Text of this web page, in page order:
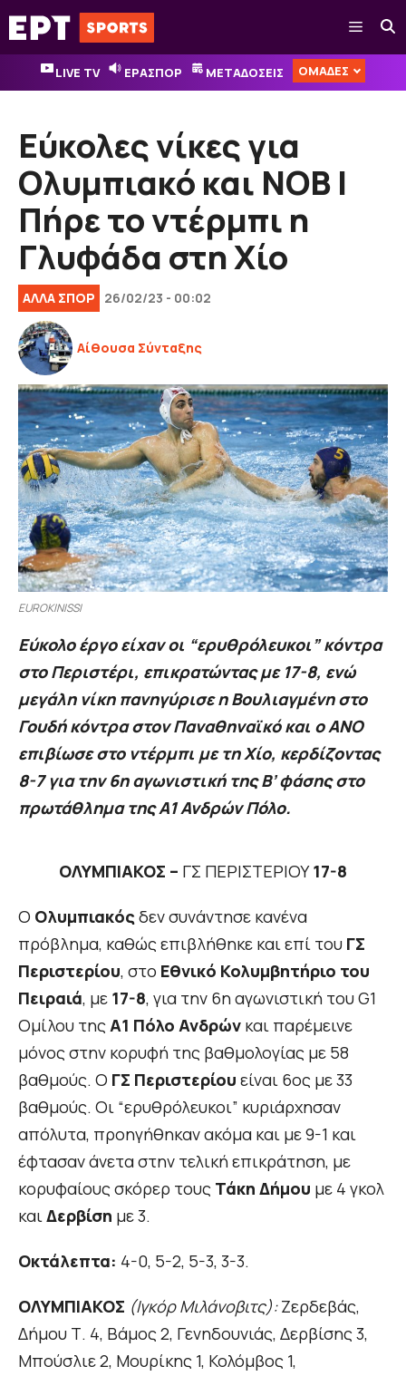
Μετάβαση
σε
περιεχόμενο
Μενού
LIVE TV ΕΡΑΣΠΟΡ ΜΕΤΑΔΟΣΕΙΣ ΟΜΑΔΕΣ
Εύκολες νίκες για
Ολυμπιακό και ΝΟΒ |
Πήρε το ντέρμπι η
Γλυφάδα στη Χίο
ΑΛΛΑ ΣΠΟΡ 26/02/23 - 00:02
Αίθουσα Σύνταξης
EUROKINISSI
Εύκολο έργο είχαν οι “ερυθρόλευκοι” κόντρα
στο Περιστέρι, επικρατώντας με 17-8, ενώ
μεγάλη νίκη πανηγύρισε η Βουλιαγμένη στο
Γουδή κόντρα στον Παναθηναϊκό και ο ΑΝΟ
επιβίωσε στο ντέρμπι με τη Χίο, κερδίζοντας
8-7 για την 6η αγωνιστική της Β’ φάσης στο
πρωτάθλημα της Α1 Ανδρών Πόλο.
ΟΛΥΜΠΙΑΚΟΣ – ΓΣ ΠΕΡΙΣΤΕΡΙΟΥ17-8
Ο Ολυμπιακός δεν συνάντησε κανένα
πρόβλημα, καθώς επιβλήθηκε και επί του ΓΣ
Περιστερίου, στο Εθνικό Κολυμβητήριο του
Πειραιά, με 17-8, για την 6η αγωνιστική του G1
Ομίλου τηςΑ1 Πόλο Ανδρών και παρέμεινε
μόνος στην κορυφή της βαθμολογίας με 58
βαθμούς. Ο ΓΣ Περιστερίου είναι 6ος με 33
βαθμούς. Οι “ερυθρόλευκοι” κυριάρχησαν
απόλυτα, προηγήθηκαν ακόμα και με 9-1 και
έφτασαν άνετα στην τελική επικράτηση, με
κορυφαίους σκόρερ τους Τάκη Δήμου με 4 γκολ
καιΔερβίση με 3.
Οκτάλεπτα: 4-0, 5-2, 5-3, 3-3.
ΟΛΥΜΠΙΑΚΟΣ (Ιγκόρ Μιλάνοβιτς):Ζερδεβάς,
Δήμου Τ. 4, Βάμος 2, Γενηδουνιάς, Δερβίσης 3,
Μπούσλιε 2, Μουρίκης 1, Κολόμβος 1,